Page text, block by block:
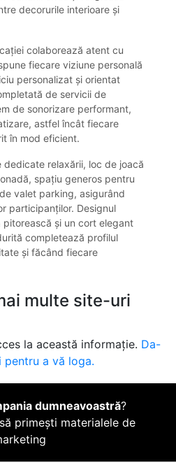
decorurile interioare și
colaborează atent cu
fiecare viziune personală
personalizat și orientat
de servicii de
de sonorizare performant,
astfel încât fiecare
în mod eficient.
dedicate relaxării, loc de joacă
spațiu generos pentru
valet parking, asigurând
participanților. Designul
și un cort elegant
completează profilul
și făcând fiecare
multe site-uri
la această informație. Da-
a vă loga.
dumneavoastră?
primești materialele de